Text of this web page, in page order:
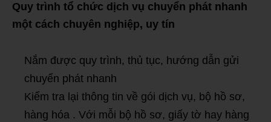
Quy trình tổ chức dịch vụ chuyển phát nhanh
một cách chuyên nghiệp, uy tín
Nắm được quy trình, thủ tục, hướng dẫn gửi
chuyển phát nhanh
Kiểm tra lại thông tin về gói dịch vụ, bộ hồ sơ,
hàng hóa . Với mỗi bộ hồ sơ, giấy tờ hay hàng